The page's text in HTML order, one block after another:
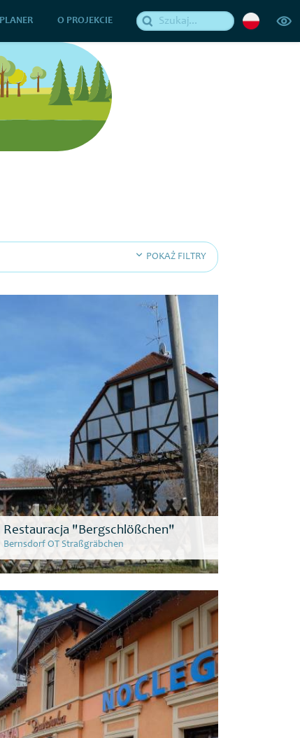
PLANER O PROJEKCIE
POKAŻ FILTRY
Restauracja "Bergschlößchen"
Bernsdorf OT Straßgräbchen